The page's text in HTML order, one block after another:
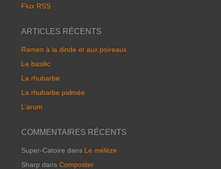
Flux RSS
ARTICLES RÉCENTS
Ramen à la dinde et aux poireaux
Le basilic
La rhubarbe
La rhubarbe palmée
L’arum
COMMENTAIRES RÉCENTS
Super-Catoire dans Le mélèze
Sharp dans Composter